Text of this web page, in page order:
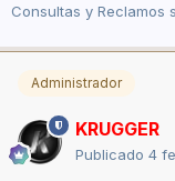
Consultas y Reclamos
Administrador
KRUGGER
Publicado 4